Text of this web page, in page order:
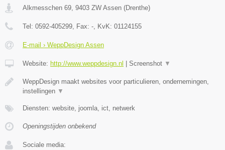
Alkmesschen 69 9403 ZW Assen (Drenthe)
Tel: 0592-405299 , Fax: - , KvK: 01124155
E-mail › WeppDesign Assen
Website: http://www.weppdesign.nl Screenshot ▼
WeppDesign maakt websites voor particulieren, ondernemingen,
instellingen ▼
Diensten: website, joomla, ict, netwerk
Openingstijden onbekend
Sociale media: